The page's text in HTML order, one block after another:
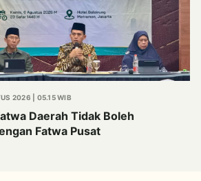
2026 | 05.15 WIB
Daerah Tidak Boleh
Fatwa Pusat